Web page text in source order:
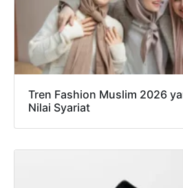
Tren Fashion Muslim 2026
Nilai Syariat